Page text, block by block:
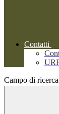
Contatti
Campo di